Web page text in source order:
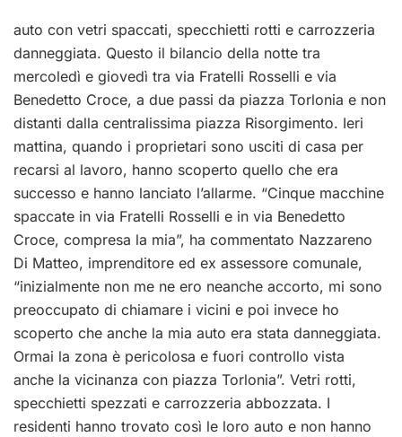
auto con vetri spaccati, specchietti rotti e carrozzeria
danneggiata. Questo il bilancio della notte tra
mercoledì e giovedì tra via Fratelli Rosselli e via
Benedetto Croce, a due passi da piazza Torlonia e non
distanti dalla centralissima piazza Risorgimento. Ieri
mattina, quando i proprietari sono usciti di casa per
recarsi al lavoro, hanno scoperto quello che era
successo e hanno lanciato l’allarme. “Cinque macchine
spaccate in via Fratelli Rosselli e in via Benedetto
Croce, compresa la mia”, ha commentato Nazzareno
Di Matteo, imprenditore ed ex assessore comunale,
“inizialmente non me ne ero neanche accorto, mi sono
preoccupato di chiamare i vicini e poi invece ho
scoperto che anche la mia auto era stata danneggiata.
Ormai la zona è pericolosa e fuori controllo vista
anche la vicinanza con piazza Torlonia”. Vetri rotti,
specchietti spezzati e carrozzeria abbozzata. I
residenti hanno trovato così le loro auto e non hanno